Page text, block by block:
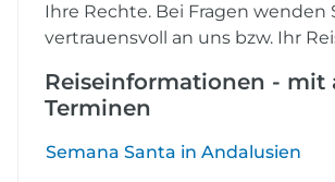
Ihre Rechte. Bei Fragen wenden
vertrauensvoll an uns bzw. Ihr
Reiseinformationen - mit
Terminen
Semana Santa in Andalusien